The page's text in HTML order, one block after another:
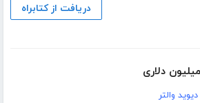
دریافت از کتابراه
دلاری
دیوید والتر